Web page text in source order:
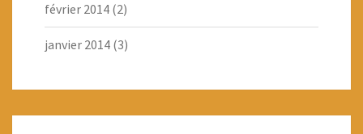
février 2014 (2)
janvier 2014 (3)